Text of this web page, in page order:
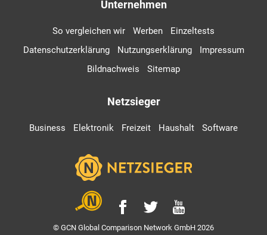
Unternehmen
So vergleichen wir Werben
Einzeltests
Datenschutzerklärung
Nutzungserklärung
Impressum
Bildnachweis
Sitemap
Netzsieger
Business Elektronik Freizeit Haushalt Software
© GCN Global Comparison Network GmbH 2026